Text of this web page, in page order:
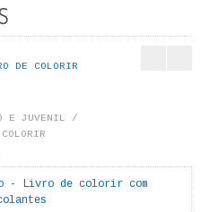
DE COLORIR
E JUVENIL /